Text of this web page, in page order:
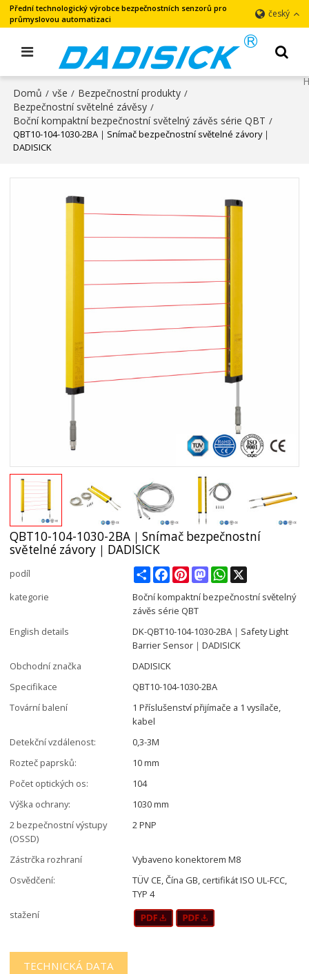
Přední technologický výrobce bezpečnostních senzorů pro
průmyslovou automatizaci
český
Domů / vše / Bezpečnostní produkty /
Bezpečnostní světelné závěsy /
Boční kompaktní bezpečnostní světelný závěs série QBT /
QBT10-104-1030-2BA｜Snímač bezpečnostní světelné závory｜
DADISICK
QBT10-104-1030-2BA｜Snímač bezpečnostní
světelné závory｜DADISICK
podíl ShareFacebookPinterestMastodonWhatsApp
kategorie
Boční kompaktní bezpečnostní světelný
závěs série QBT
English details
DK-QBT10-104-1030-2BA｜Safety Light
Barrier Sensor｜DADISICK
Obchodní značka
DADISICK
Specifikace
QBT10-104-1030-2BA
Tovární balení
1 Příslušenství přijímače a 1 vysílače,
kabel
Detekční vzdálenost:
0,3-3M
Rozteč paprsků:
10 mm
Počet optických os:
104
Výška ochrany:
1030 mm
2 bezpečnostní výstupy
(OSSD)
2 PNP
Zástrčka rozhraní
Vybaveno konektorem M8
Osvědčení:
TÜV CE, Čína GB, certifikát ISO UL-FCC,
TYP 4
stažení
TECHNICKÁ DATA